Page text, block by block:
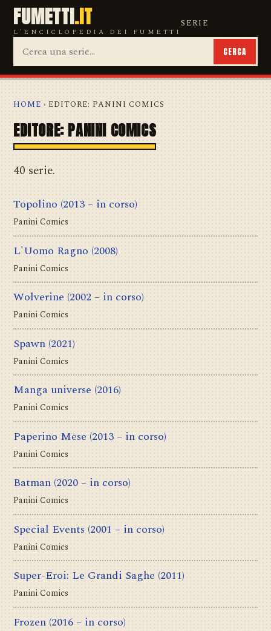
FUMETTI.IT
L'ENCICLOPEDIA DEI FUMETTI
SERIE
CERCA
HOME › EDITORE: PANINI COMICS
EDITORE: PANINI COMICS
40 serie.
Topolino (2013 – in corso)
Panini Comics
L'Uomo Ragno (2008)
Panini Comics
Wolverine (2002 – in corso)
Panini Comics
Spawn (2021)
Panini Comics
Manga universe (2016)
Panini Comics
Paperino Mese (2013 – in corso)
Panini Comics
Batman (2020 – in corso)
Panini Comics
Special Events (2001 – in corso)
Panini Comics
Super-Eroi: Le Grandi Saghe (2011)
Panini Comics
Frozen (2016 – in corso)